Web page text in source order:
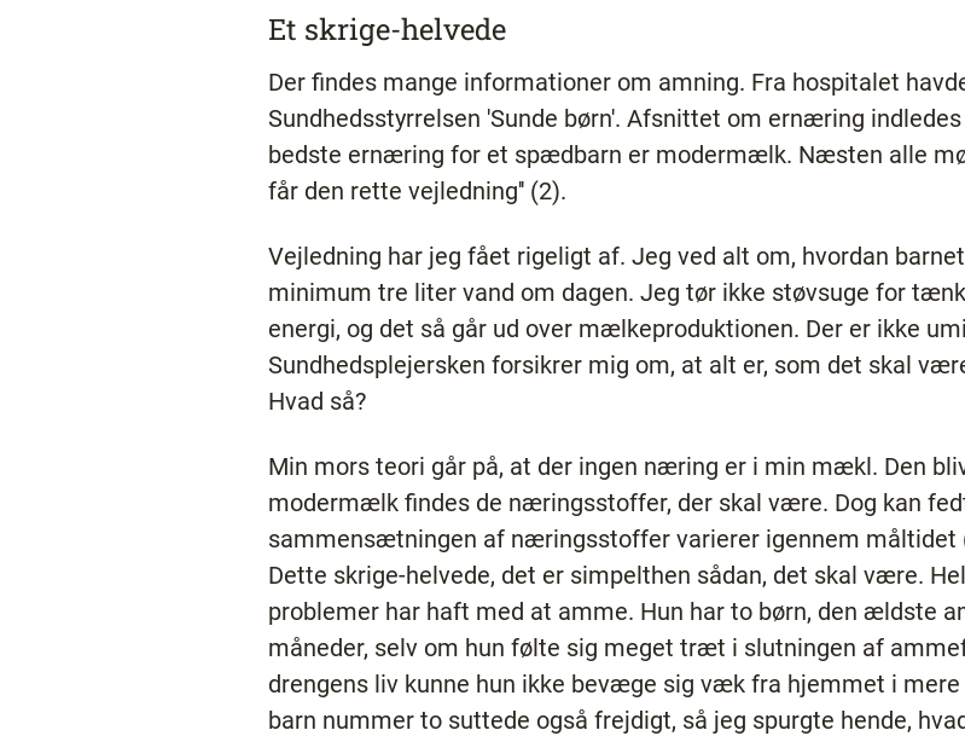
Et skrige-helvede
Der findes mange informationer om amning. Fra hospitalet
Sundhedsstyrrelsen 'Sunde børn'. Afsnittet om ernæring
bedste ernæring for et spædbarn er modermælk. Næsten alle
får den rette vejledning'' (2).
Vejledning har jeg fået rigeligt af. Jeg ved alt om, hvordan
minimum tre liter vand om dagen. Jeg tør ikke støvsuge for
energi, og det så går ud over mælkeproduktionen. Der er ikke
Sundhedsplejersken forsikrer mig om, at alt er, som det skal
Hvad så?
Min mors teori går på, at der ingen næring er i min mækl. Den
modermælk findes de næringsstoffer, der skal være. Dog kan
sammensætningen af næringsstoffer varierer igennem måltidet
Dette skrige-helvede, det er simpelthen sådan, det skal være.
problemer har haft med at amme. Hun har to børn, den ældste
måneder, selv om hun følte sig meget træt i slutningen af
drengens liv kunne hun ikke bevæge sig væk fra hjemmet i
barn nummer to suttede også frejdigt, så jeg spurgte hende,